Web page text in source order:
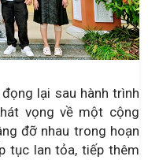
lại sau hành trình
vọng về một cộng
đỡ nhau trong hoạn
tục lan tỏa, tiếp thêm